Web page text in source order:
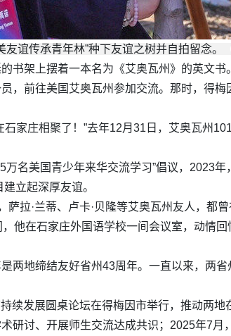
友谊传承青年林”种下友谊之树并自拍留念
书架上摆着一本名为《艾奥瓦州》的英文
，前往美国艾奥瓦州参加交流。那时，得
家庄相聚了！”去年12月31日，艾奥瓦州
万名美国青少年来华交流学习”倡议，2023
立起深厚友谊。
萨拉·兰蒂、卢卡·贝隆等艾奥瓦州友人，都
他在石家庄外国语学校一间会议室，动情
两地缔结友好省州43周年。一直以来，两
续发展圆桌论坛在得梅因市举行，推动两
研讨、开展师生交流达成共识；2025年7月